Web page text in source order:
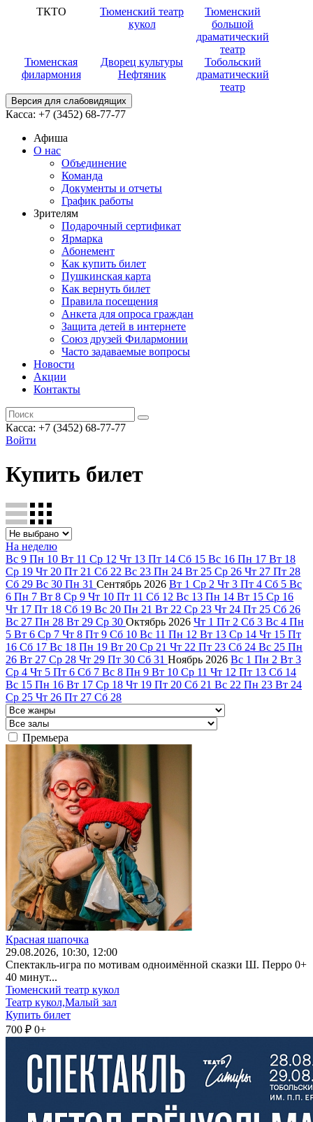
ТКТО
Тюменский театр
кукол
Тюменский
большой
драматический
театр
Тюменская
филармония
Дворец культуры
Нефтяник
Тобольский
драматический
театр
Версия для слабовидящих
Касса: +7 (3452) 68-77-77
Афиша
О нас
Объединение
Команда
Документы и отчеты
График работы
Зрителям
Подарочный сертификат
Ярмарка
Абонемент
Как купить билет
Пушкинская карта
Как вернуть билет
Правила посещения
Анкета для опроса граждан
Защита детей в интернете
Союз друзей Филармонии
Часто задаваемые вопросы
Новости
Акции
Контакты
Касса: +7 (3452) 68-77-77
Войти
Купить билет
На неделю
Вс 9 Пн 10 Вт 11 Ср 12 Чт 13 Пт 14 Сб 15 Вс 16 Пн 17 Вт 18
Ср 19 Чт 20 Пт 21 Сб 22 Вс 23 Пн 24 Вт 25 Ср 26 Чт 27 Пт 28
Сб 29 Вс 30 Пн 31 Сентябрь 2026 Вт 1 Ср 2 Чт 3 Пт 4 Сб 5 Вс
6 Пн 7 Вт 8 Ср 9 Чт 10 Пт 11 Сб 12 Вс 13 Пн 14 Вт 15 Ср 16
Чт 17 Пт 18 Сб 19 Вс 20 Пн 21 Вт 22 Ср 23 Чт 24 Пт 25 Сб 26
Вс 27 Пн 28 Вт 29 Ср 30 Октябрь 2026 Чт 1 Пт 2 Сб 3 Вс 4 Пн
5 Вт 6 Ср 7 Чт 8 Пт 9 Сб 10 Вс 11 Пн 12 Вт 13 Ср 14 Чт 15 Пт
16 Сб 17 Вс 18 Пн 19 Вт 20 Ср 21 Чт 22 Пт 23 Сб 24 Вс 25 Пн
26 Вт 27 Ср 28 Чт 29 Пт 30 Сб 31 Ноябрь 2026 Вс 1 Пн 2 Вт 3
Ср 4 Чт 5 Пт 6 Сб 7 Вс 8 Пн 9 Вт 10 Ср 11 Чт 12 Пт 13 Сб 14
Вс 15 Пн 16 Вт 17 Ср 18 Чт 19 Пт 20 Сб 21 Вс 22 Пн 23 Вт 24
Ср 25 Чт 26 Пт 27 Сб 28
Премьера
Красная шапочка
29.08.2026, 10:30, 12:00
Спектакль-игра по мотивам одноимённой сказки Ш. Перро 0+
40 минут...
Тюменский театр кукол
Театр кукол,Малый зал
Купить билет
700 ₽ 0+